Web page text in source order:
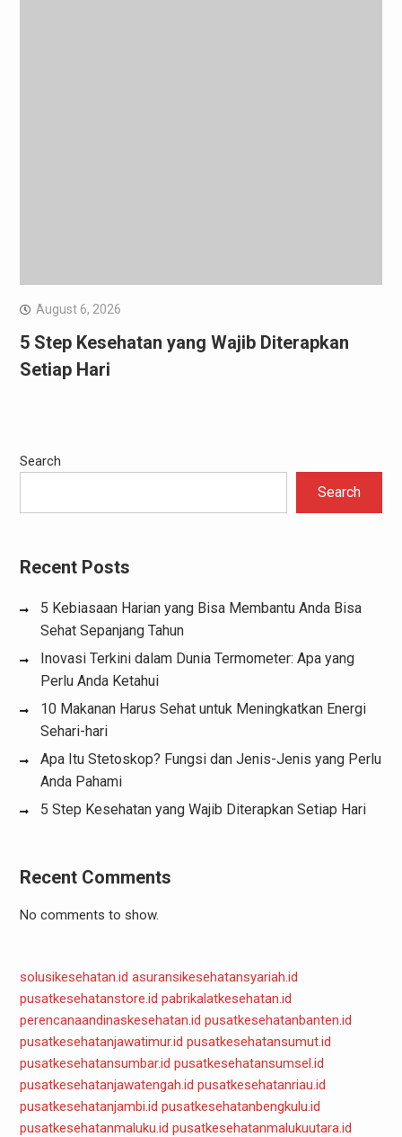
August 6, 2026
5 Step Kesehatan yang Wajib Diterapkan
Setiap Hari
Search
Search
Recent Posts
5 Kebiasaan Harian yang Bisa Membantu Anda Bisa
Sehat Sepanjang Tahun
Inovasi Terkini dalam Dunia Termometer: Apa yang
Perlu Anda Ketahui
10 Makanan Harus Sehat untuk Meningkatkan Energi
Sehari-hari
Apa Itu Stetoskop? Fungsi dan Jenis-Jenis yang Perlu
Anda Pahami
5 Step Kesehatan yang Wajib Diterapkan Setiap Hari
Recent Comments
No comments to show.
solusikesehatan.id asuransikesehatansyariah.id
pusatkesehatanstore.id pabrikalatkesehatan.id
perencanaandinaskesehatan.id pusatkesehatanbanten.id
pusatkesehatanjawatimur.id pusatkesehatansumut.id
pusatkesehatansumbar.id pusatkesehatansumsel.id
pusatkesehatanjawatengah.id pusatkesehatanriau.id
pusatkesehatanjambi.id pusatkesehatanbengkulu.id
pusatkesehatanmaluku.id pusatkesehatanmalukuutara.id